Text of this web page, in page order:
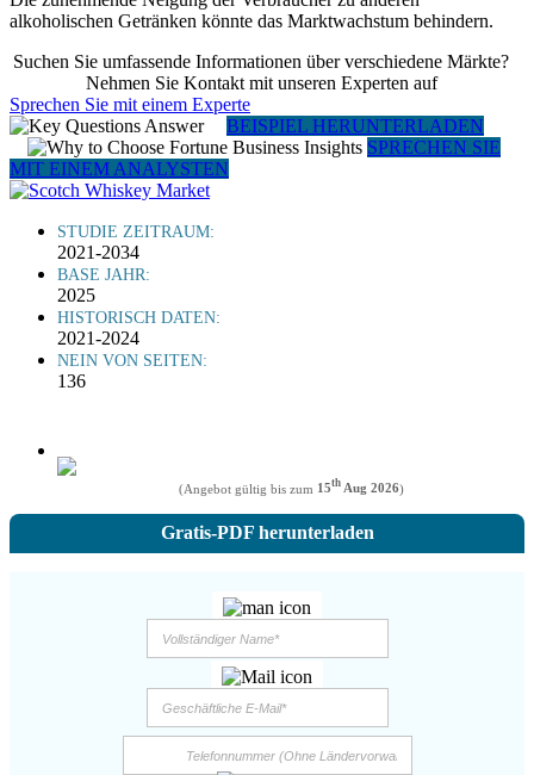
alkoholischen Getränken könnte das Marktwachstum behindern.
Suchen Sie umfassende Informationen über verschiedene Märkte?
Nehmen Sie Kontakt mit unseren Experten auf
Sprechen Sie mit einem Experte
BEISPIEL HERUNTERLADEN
SPRECHEN SIE
MIT EINEM ANALYSTEN
STUDIE ZEITRAUM:
2021-2034
BASE JAHR:
2025
HISTORISCH DATEN:
2021-2024
NEIN VON SEITEN:
136
(Angebot gültig bis zum 15thAug 2026)
Gratis-PDF herunterladen